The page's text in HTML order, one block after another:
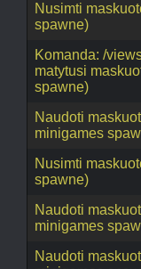
Nusimti
spawne)
Komanda: /
matytusi
spawne)
Naudoti
minigames
Nusimti
spawne)
Naudoti
minigames
Naudoti